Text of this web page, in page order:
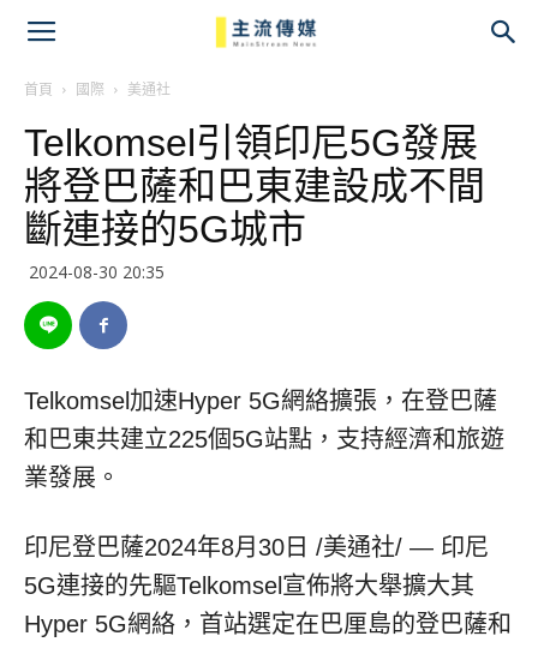
首頁 國際 美通社
Telkomsel引領印尼5G發展
將登巴薩和巴東建設成不間
斷連接的5G城市
2024-08-30 20:35
Telkomsel加速Hyper 5G網絡擴張，在登巴薩
和巴東共建立225個5G站點，支持經濟和旅遊
業發展。
印尼登巴薩2024年8月30日 /美通社/ — 印尼
5G連接的先驅Telkomsel宣佈將大舉擴大其
Hyper 5G網絡，首站選定在巴厘島的登巴薩和